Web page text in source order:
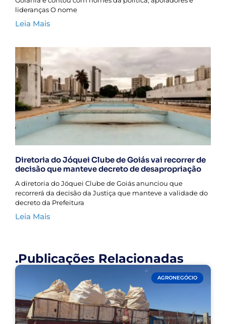
lideranças O nome
Leia Mais
Diretoria do Jóquei Clube de Goiás vai recorrer de
decisão que manteve decreto de desapropriação
A diretoria do Jóquei Clube de Goiás anunciou que
recorrerá da decisão da Justiça que manteve a validade do
decreto da Prefeitura
Leia Mais
.Publicações Relacionadas
AGRONEGÓCIO